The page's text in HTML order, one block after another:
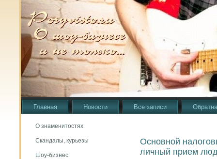
Главная Новости Все записи
О знаменитостях
Скандалы, курьезы
Шоу-бизнес
Основной
личный прием